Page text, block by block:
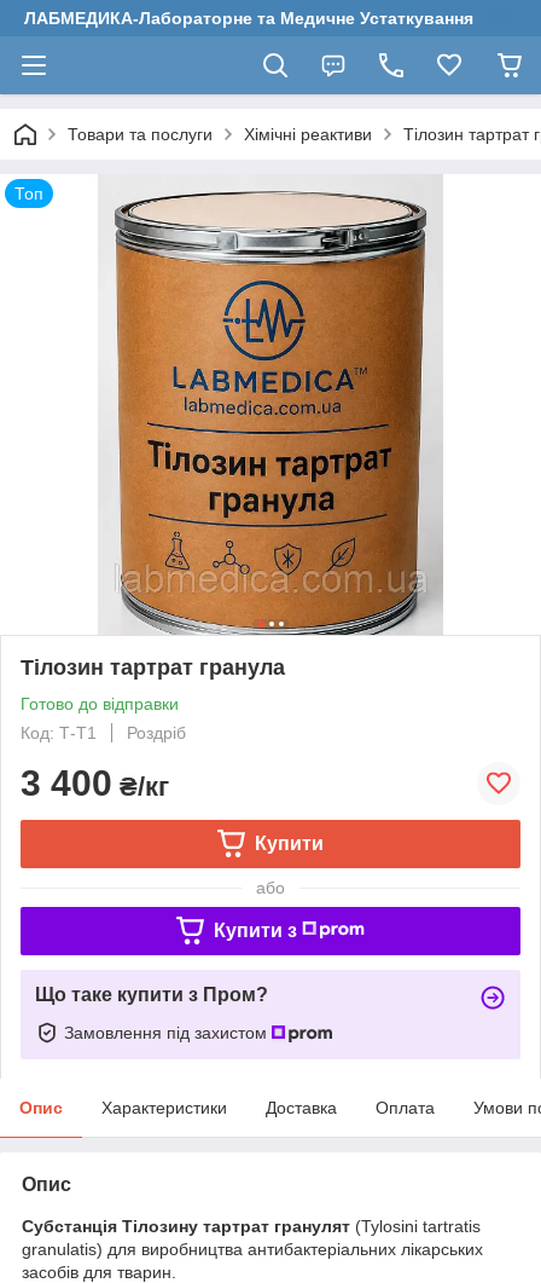
ЛАБМЕДИКА-Лабораторне та Медичне Устаткування
Товари та послуги Хімічні реактиви Тілозин тартрат
Топ
Тілозин тартрат гранула
Готово до відправки
Код: Т-Т1
Роздріб
3 400 ₴/кг
Купити
або
Купити з
Що таке купити з Пром?
Замовлення під захистом
Опис Характеристики Доставка Оплата Умови
Опис
Субстанція Тілозину тартрат гранулят (Tylosini tartratis
granulatis) для виробництва антибактеріальних лікарських
засобів для тварин.